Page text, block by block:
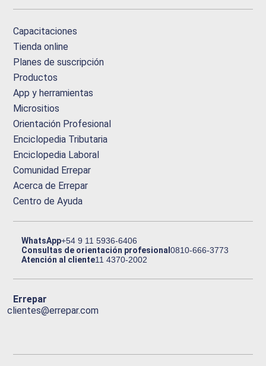
Capacitaciones
Tienda online
Planes de suscripción
Productos
App y herramientas
Micrositios
Orientación Profesional
Enciclopedia Tributaria
Enciclopedia Laboral
Comunidad Errepar
Acerca de Errepar
Centro de Ayuda
WhatsApp+54 9 11 5936-6406
Consultas de orientación profesional0810-666-3773
Atención al cliente11 4370-2002
Errepar
clientes@errepar.com